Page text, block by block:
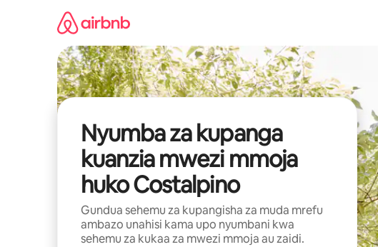
Nyumba za kupanga
kuanzia mwezi mmoja
huko Costalpino
Gundua sehemu za kupangisha za muda mrefu
ambazo unahisi kama upo nyumbani kwa
sehemu za kukaa za mwezi mmoja au zaidi.